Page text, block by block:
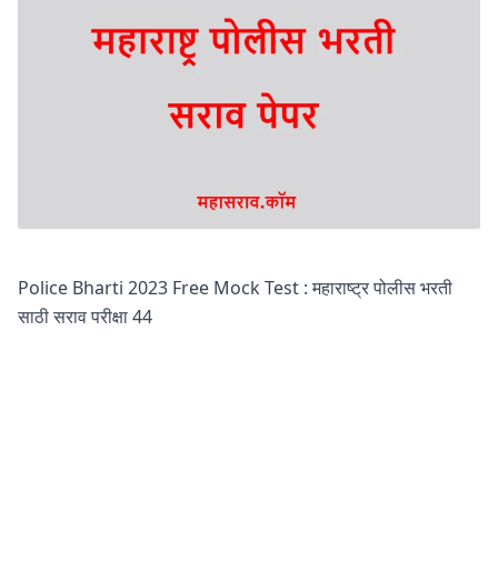
Police Bharti 2023 Free Mock Test : महाराष्ट्र पोलीस भरती
साठी सराव परीक्षा 44